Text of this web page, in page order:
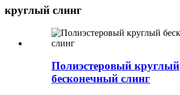
круглый слинг
Полиэстеровый круглый
бесконечный слинг